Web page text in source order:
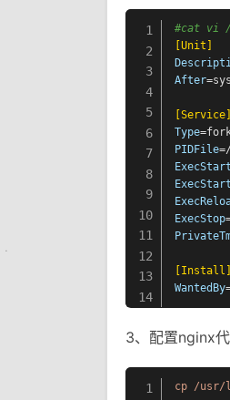
1
2
3
4
5
6
7
8
9
10
11
12
13
14
#cat vi /
[Unit]
After
[Service]
Type
PIDFile
ExecStart
ExecStop
[Install]
WantedBy
3、配置nginx
1
cp /usr/